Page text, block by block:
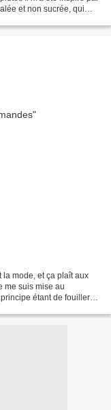
et non sucrée, qui
la mode, et ça plaît aux
me suis mise au
étant de fouiller